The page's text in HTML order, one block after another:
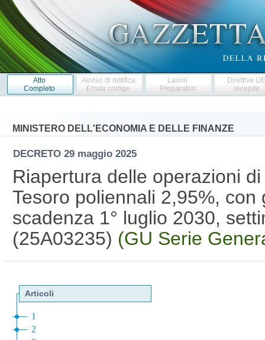
Atto
Completo
Avviso di rettifica
Errata corrige
Lavori
Preparatori
Direttive
recepite
MINISTERO DELL'ECONOMIA E DELLE FINANZE
DECRETO 29 maggio 2025
Riapertura delle operazioni
Tesoro poliennali 2,95%,
scadenza 1° luglio 2030,
(25A03235) (GU Serie